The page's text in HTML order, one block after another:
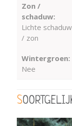
Zon /
schaduw:
Lichte schaduw
/ zon
Wintergroen:
Nee